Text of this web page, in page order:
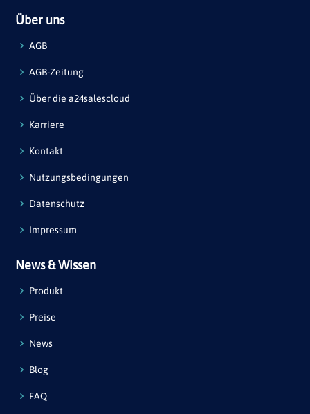
Über uns
AGB
AGB-Zeitung
Über die a24salescloud
Karriere
Kontakt
Nutzungsbedingungen
Datenschutz
Impressum
News & Wissen
Produkt
Preise
News
Blog
FAQ